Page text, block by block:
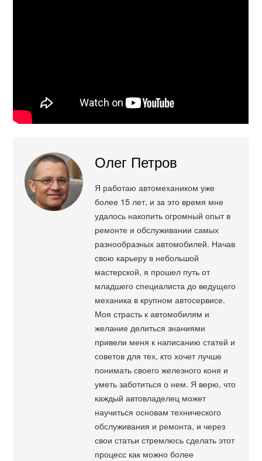
Олег Петров
Я работаю автомехаником уже
более 15 лет, и за это время мне
удалось накопить огромный опыт в
ремонте и обслуживании самых
разнообразных автомобилей. Начав
свою карьеру в небольшой
мастерской, я прошел путь от
младшего специалиста до ведущего
механика в крупном автосервисе.
Моя страсть к автомобилям и
желание делиться знаниями
привели меня к написанию статей и
советов для тех, кто хочет лучше
понимать своего железного коня и
уметь заботиться о нем. Я верю, что
каждый автовладелец может
научиться основам технического
обслуживания и ремонта, и через
свои статьи стремлюсь сделать этот
процесс как можно более